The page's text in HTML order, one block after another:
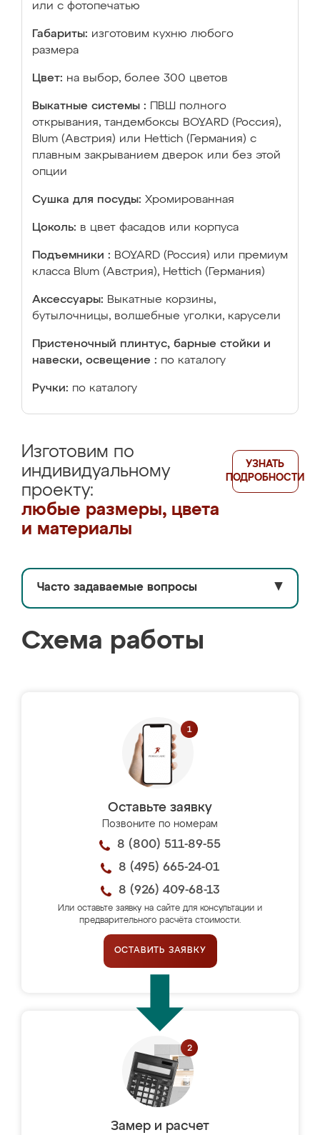
или с фотопечатью
Габариты: изготовим кухню любого
размера
Цвет: на выбор, более 300 цветов
Выкатные системы :
ПВШ полного
открывания, тандембоксы BOYARD (Россия),
Blum (Австрия) или Hettich (Германия) с
плавным закрыванием дверок или без этой
опции
Сушка для посуды: Хромированная
Цоколь: в цвет фасадов или корпуса
Подъемники : BOYARD (Россия) или премиум
класса Blum (Австрия), Hettich (Германия)
Аксессуары: Выкатные корзины,
бутылочницы, волшебные уголки, карусели
Пристеночный плинтус, барные стойки и
навески, освещение : по каталогу
Ручки: по каталогу
Изготовим по
индивидуальному
проекту:
любые размеры, цвета
и материалы
УЗНАТЬ
ПОДРОБНОСТИ
Часто задаваемые вопросы ▼
Схема работы
Оставьте заявку
Позвоните по номерам
8 (800) 511-89-55
8 (495) 665-24-01
8 (926) 409-68-13
Или оставьте заявку на сайте для консультации и
предварительного расчёта стоимости.
ОСТАВИТЬ ЗАЯВКУ
Замер и расчет